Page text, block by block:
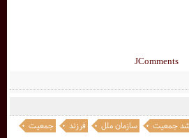
جمعیت سازمان ملل فرزند جمعیت
JComments